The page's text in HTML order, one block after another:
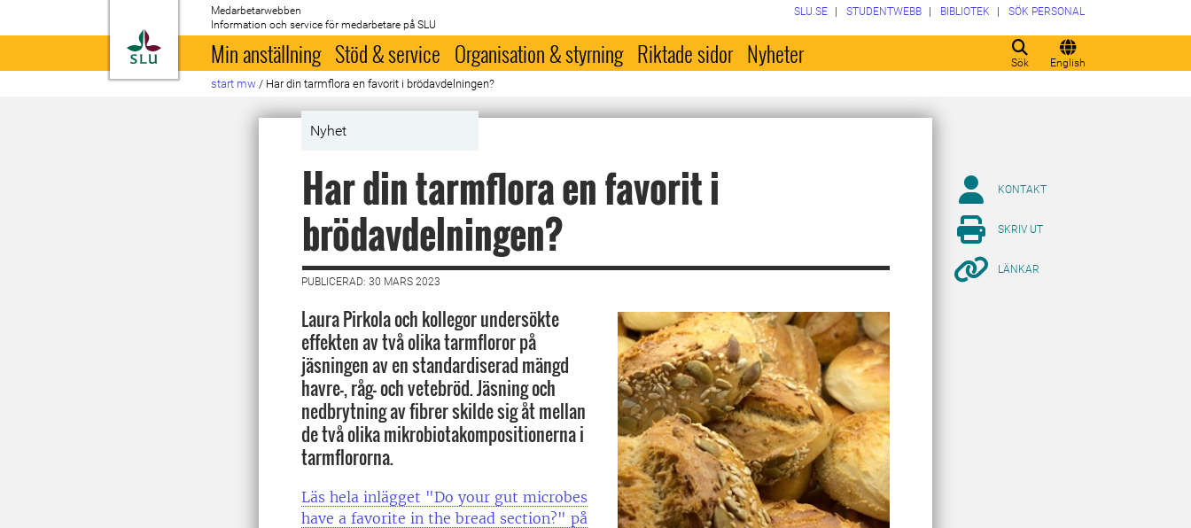
Till startsida
Medarbetarwebben
Information och service för medarbetare på SLU
Sök English
SLU.SE STUDENTWEBB BIBLIOTEK SÖK PERSONAL
Min anställning Stöd & service Organisation & styrning Riktade sidor Nyheter
start mw / Har din tarmflora en favorit i brödavdelningen?
Nyhet
Har din tarmflora en favorit i
brödavdelningen?
PUBLICERAD: 30 MARS 2023
Laura Pirkola och kollegor undersökte
effekten av två olika tarmfloror på
jäsningen av en standardiserad mängd
havre-, råg- och vetebröd. Jäsning och
nedbrytning av fibrer skilde sig åt mellan
de två olika mikrobiotakompositionerna i
tarmflororna.
Läs hela inlägget "Do your gut microbes
have a favorite in the bread section?" på
KONTAKT
SKRIV UT
LÄNKAR